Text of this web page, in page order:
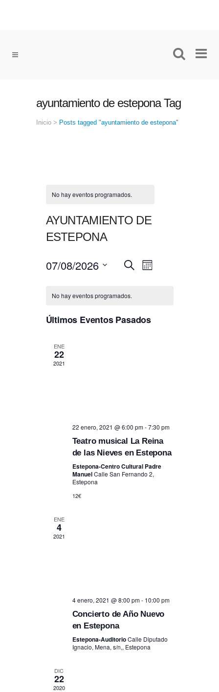
ayuntamiento de estepona Tag
Inicio > Posts tagged "ayuntamiento de estepona"
No hay eventos programados.
AYUNTAMIENTO DE
ESTEPONA
NAVEGACIÓN
BÚSQUEDA
VISTAS
BuscarNavegación
de
Mes
07/08/2026
No hay eventos programados.
Últimos Eventos Pasados
ENE
22
2021
22 enero, 2021 @ 6:00 pm-7:30 pm
Teatro musical La Reina
de las Nieves en Estepona
Estepona-Centro Cultural Padre
ManuelCalle San Fernando 2,
Estepona
12€
ENE
4
2021
4 enero, 2021 @ 8:00 pm- 10:00 pm
Concierto de Año Nuevo
en Estepona
Estepona-AuditorioCalle Diputado
Ignacio, Mena, s/n,, Estepona
DIC
22
2020